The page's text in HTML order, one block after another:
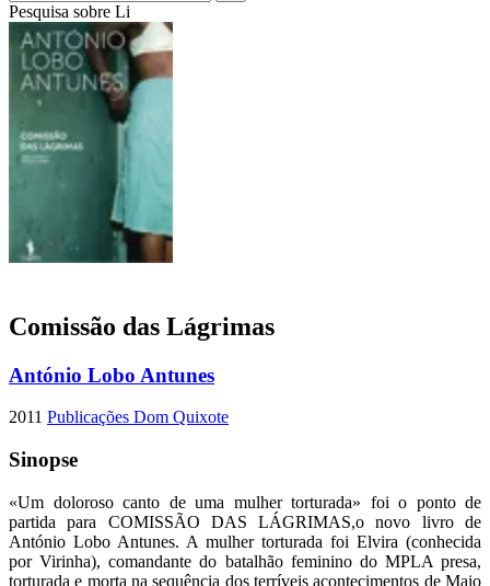
Pesquisa sobre Literatura
Comissão das Lágrimas
António Lobo Antunes
2011 Publicações Dom Quixote
Sinopse
«Um doloroso canto de uma mulher torturada» foi o ponto de
partida para COMISSÃO DAS LÁGRIMAS,o novo livro de
António Lobo Antunes. A mulher torturada foi Elvira (conhecida
por Virinha), comandante do batalhão feminino do MPLA presa,
torturada e morta na sequência dos terríveis acontecimentos de Maio